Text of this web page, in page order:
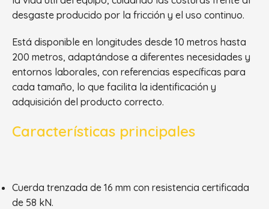
desgaste producido por la fricción y el uso continuo.
Está disponible en longitudes desde 10 metros hasta
200 metros, adaptándose a diferentes necesidades y
entornos laborales, con referencias específicas para
cada tamaño, lo que facilita la identificación y
adquisición del producto correcto.
Características principales
Cuerda trenzada de 16 mm con resistencia certificada
de 58 kN.